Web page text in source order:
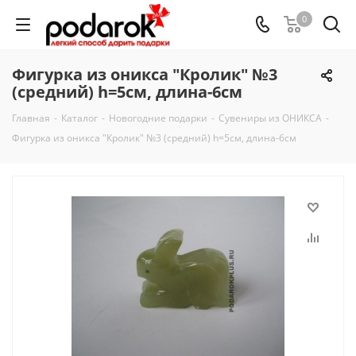
0
Фигурка из оникса "Кролик" №3
(средний) h=5см, длина-6см
Главная - Каталог - Новогодние подарки - Сувениры из ОНИКСА -
Фигурка из оникса "Кролик" №3 (средний) h=5см, длина-6см